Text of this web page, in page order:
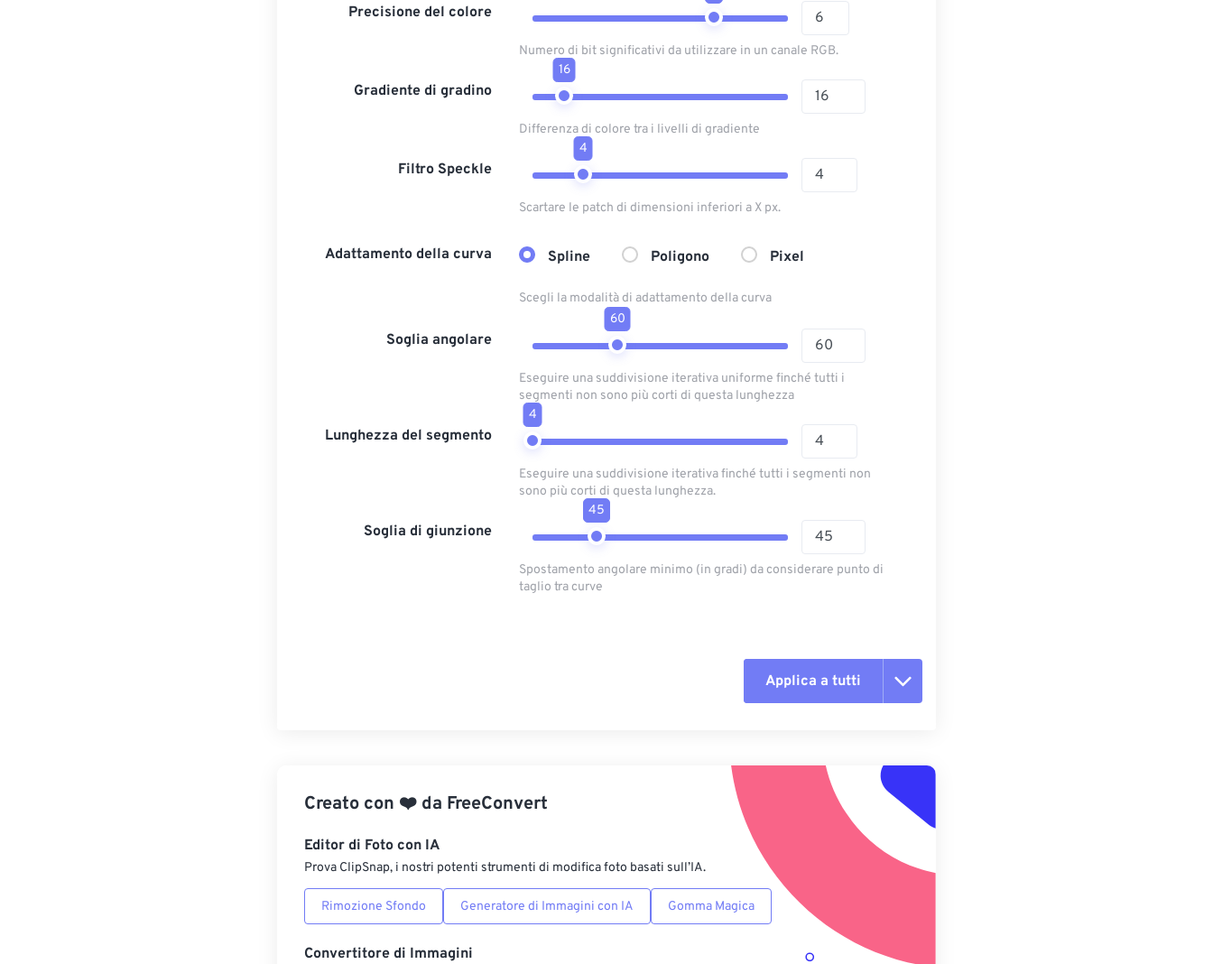
Precisione del colore
Numero di bit significativi da utilizzare in un canale RGB.
Gradiente di gradino
16
Differenza di colore tra i livelli di gradiente
Filtro Speckle
4
Scartare le patch di dimensioni inferiori a X px.
Adattamento della curva Spline Poligono Pixel
Scegli la modalità di adattamento della curva
Soglia angolare
60
Eseguire una suddivisione iterativa uniforme finché tutti i
segmenti non sono più corti di questa lunghezza
Lunghezza del segmento
4
Eseguire una suddivisione iterativa finché tutti i segmenti non
sono più corti di questa lunghezza.
Soglia di giunzione
45
Spostamento angolare minimo (in gradi) da considerare punto di
taglio tra curve
Applica a tutti
Applica da preimpostazione
Salva come predefinito
Creato con ❤️ da FreeConvert
Editor di Foto con IA
Prova ClipSnap, i nostri potenti strumenti di modifica foto basati sull’IA.
Rimozione Sfondo Generatore di Immagini con IA Gomma Magica
Convertitore di Immagini